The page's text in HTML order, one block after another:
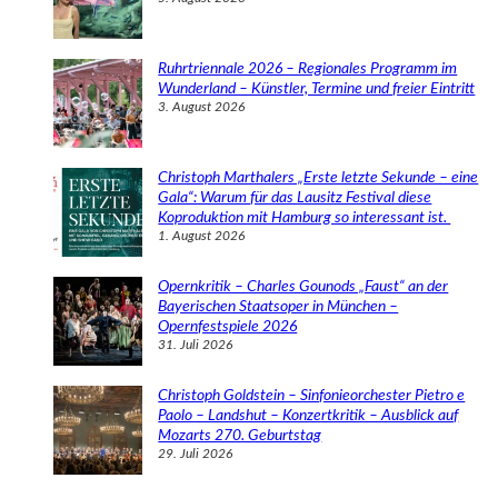
Ruhrtriennale 2026 – Regionales Programm im
Wunderland – Künstler, Termine und freier Eintritt
3. August 2026
Christoph Marthalers „Erste letzte Sekunde – eine
Gala“: Warum für das Lausitz Festival diese
Koproduktion mit Hamburg so interessant ist.
1. August 2026
Opernkritik – Charles Gounods „Faust“ an der
Bayerischen Staatsoper in München –
Opernfestspiele 2026
31. Juli 2026
Christoph Goldstein – Sinfonieorchester Pietro e
Paolo – Landshut – Konzertkritik – Ausblick auf
Mozarts 270. Geburtstag
29. Juli 2026